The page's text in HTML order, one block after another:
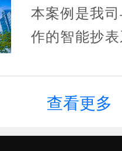
本案例是我
作的智能抄
通过手机缴费
查看更多